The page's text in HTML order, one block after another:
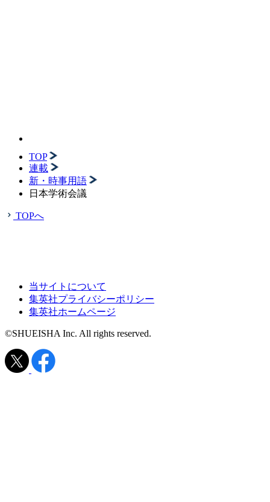
TOP
連載
新・時事用語
日本学術会議
TOPへ
当サイトについて
集英社プライバシーポリシー
集英社ホームページ
©SHUEISHA Inc. All rights reserved.